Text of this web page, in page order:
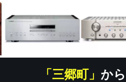
「三郷町」 から